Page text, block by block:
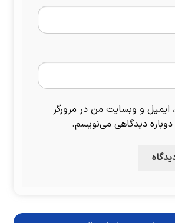
ایمیل و وبسایت من در مرورگر
دوباره دیدگاهی می‌نویسم.